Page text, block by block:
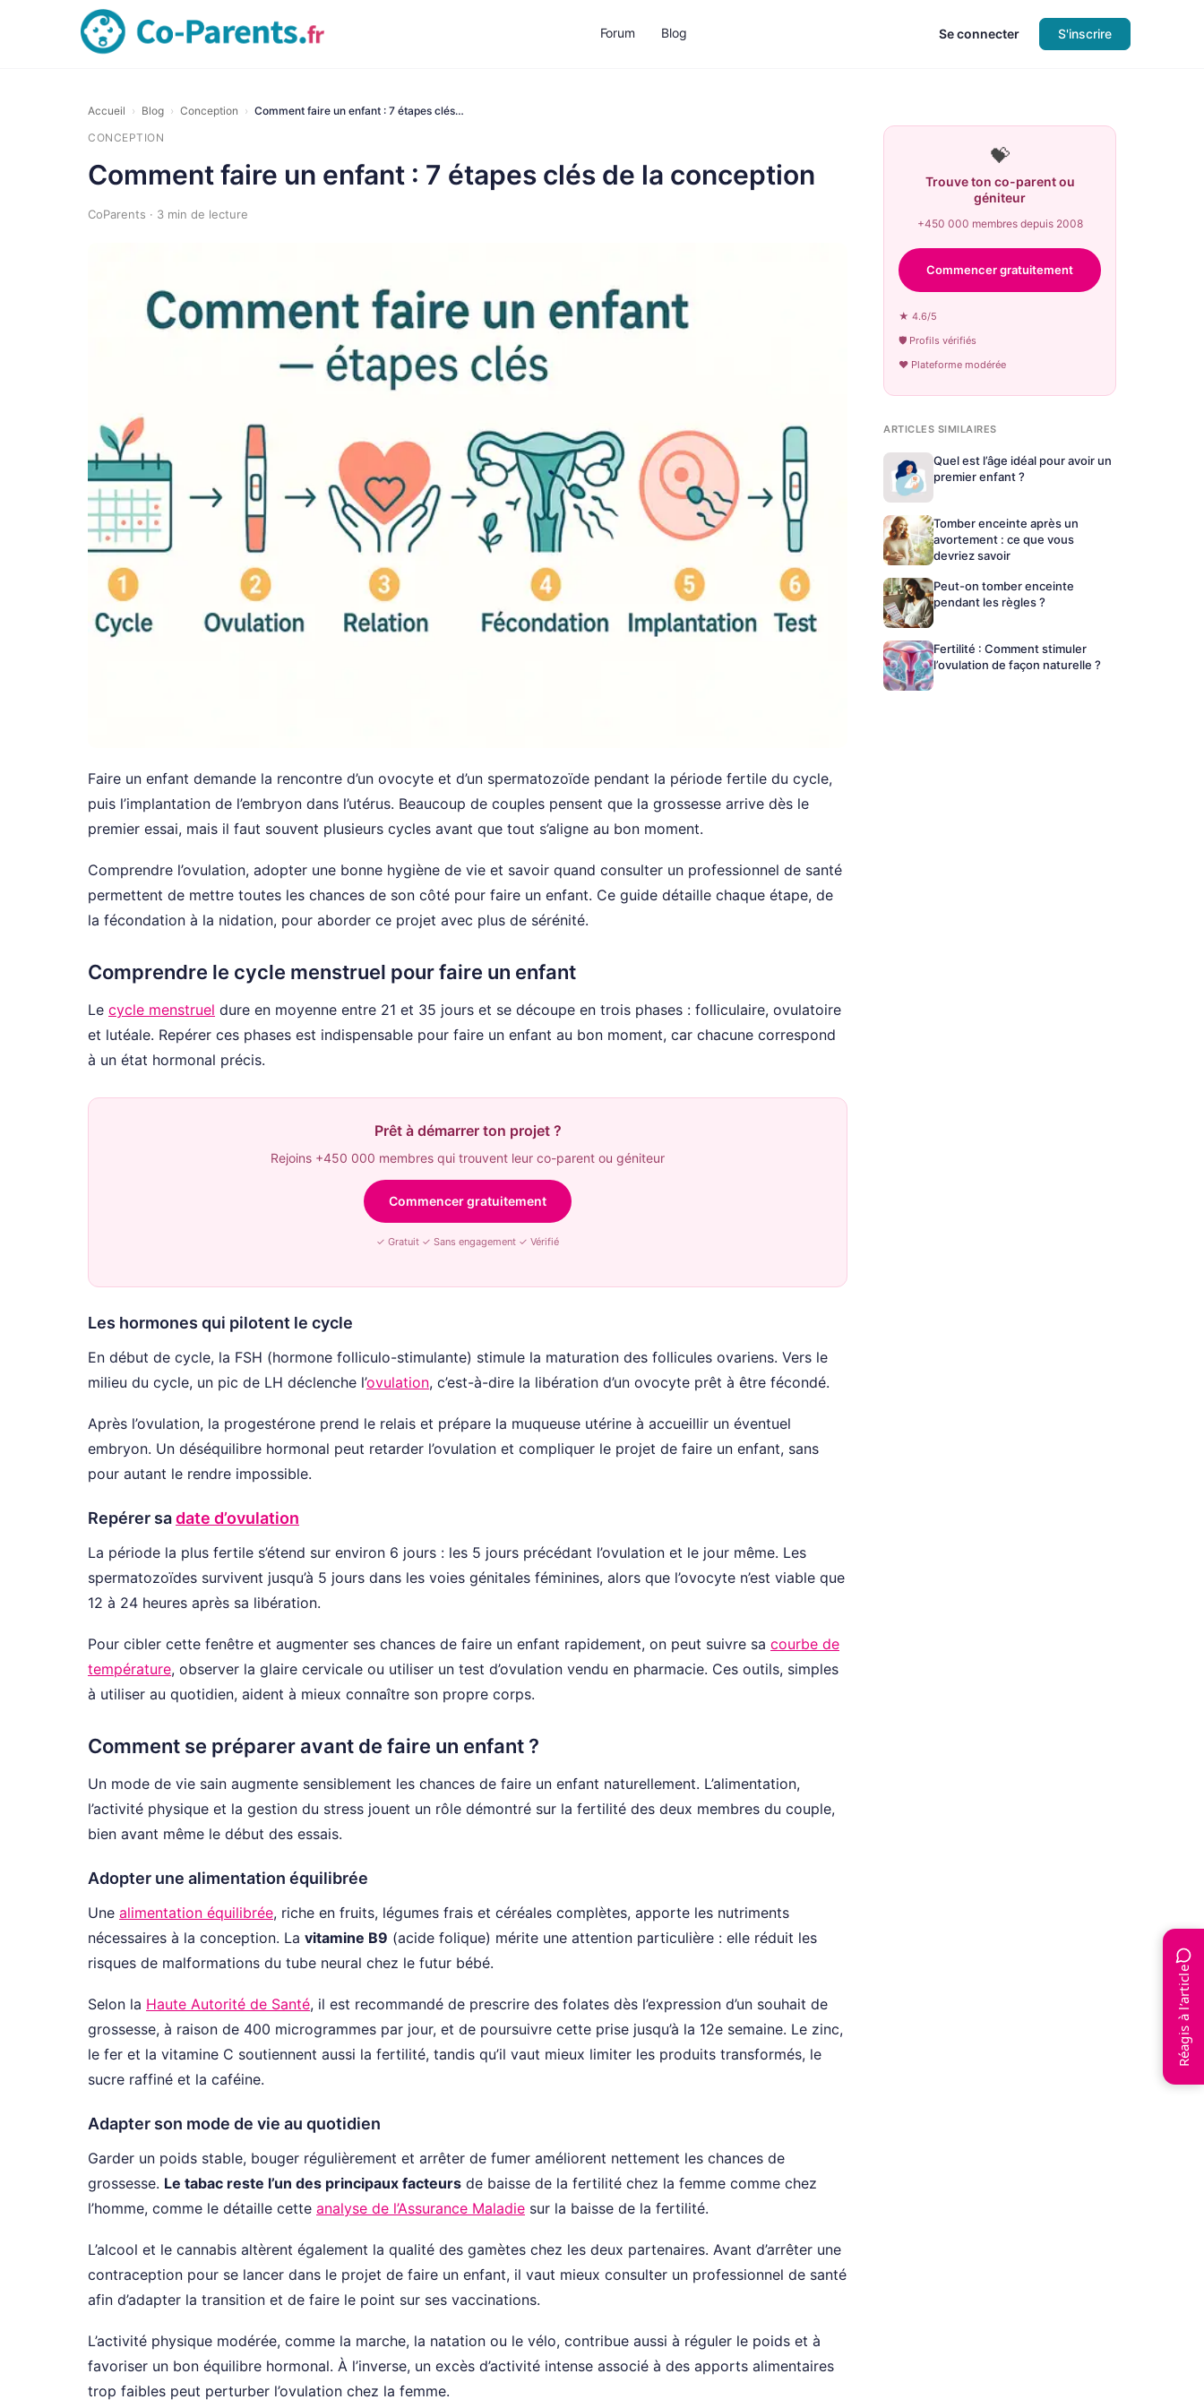
Forum Blog Se connecter S'inscrire
Accueil › Blog › Conception › Comment faire un enfant : 7 étapes clés…
CONCEPTION
Comment faire un enfant : 7 étapes clés de la conception
CoParents · 3 min de lecture
Faire un enfant demande la rencontre d’un ovocyte et d’un spermatozoïde pendant la période fertile du cycle,
puis l’implantation de l’embryon dans l’utérus. Beaucoup de couples pensent que la grossesse arrive dès le
premier essai, mais il faut souvent plusieurs cycles avant que tout s’aligne au bon moment.
Comprendre l’ovulation, adopter une bonne hygiène de vie et savoir quand consulter un professionnel de santé
permettent de mettre toutes les chances de son côté pour faire un enfant. Ce guide détaille chaque étape, de
la fécondation à la nidation, pour aborder ce projet avec plus de sérénité.
Comprendre le cycle menstruel pour faire un enfant
Le cycle menstruel dure en moyenne entre 21 et 35 jours et se découpe en trois phases : folliculaire, ovulatoire
et lutéale. Repérer ces phases est indispensable pour faire un enfant au bon moment, car chacune correspond
à un état hormonal précis.
Prêt à démarrer ton projet ?
Rejoins +450 000 membres qui trouvent leur co-parent ou géniteur
Commencer gratuitement
✓ Gratuit ✓ Sans engagement ✓ Vérifié
Les hormones qui pilotent le cycle
En début de cycle, la FSH (hormone folliculo-stimulante) stimule la maturation des follicules ovariens. Vers le
milieu du cycle, un pic de LH déclenche l’ovulation, c’est-à-dire la libération d’un ovocyte prêt à être fécondé.
Après l’ovulation, la progestérone prend le relais et prépare la muqueuse utérine à accueillir un éventuel
embryon. Un déséquilibre hormonal peut retarder l’ovulation et compliquer le projet de faire un enfant, sans
pour autant le rendre impossible.
Repérer sadate d’ovulation
La période la plus fertile s’étend sur environ 6 jours : les 5 jours précédant l’ovulation et le jour même. Les
spermatozoïdes survivent jusqu’à 5 jours dans les voies génitales féminines, alors que l’ovocyte n’est viable que
12 à 24 heures après sa libération.
Pour cibler cette fenêtre et augmenter ses chances de faire un enfant rapidement, on peut suivre sa courbe de
température, observer la glaire cervicale ou utiliser un test d’ovulation vendu en pharmacie. Ces outils, simples
à utiliser au quotidien, aident à mieux connaître son propre corps.
Comment se préparer avant de faire un enfant ?
Un mode de vie sain augmente sensiblement les chances de faire un enfant naturellement. L’alimentation,
l’activité physique et la gestion du stress jouent un rôle démontré sur la fertilité des deux membres du couple,
bien avant même le début des essais.
Adopter une alimentation équilibrée
Une alimentation équilibrée, riche en fruits, légumes frais et céréales complètes, apporte les nutriments
nécessaires à la conception. La vitamine B9 (acide folique) mérite une attention particulière : elle réduit les
risques de malformations du tube neural chez le futur bébé.
Selon la Haute Autorité de Santé, il est recommandé de prescrire des folates dès l’expression d’un souhait de
grossesse, à raison de 400 microgrammes par jour, et de poursuivre cette prise jusqu’à la 12e semaine. Le zinc,
le fer et la vitamine C soutiennent aussi la fertilité, tandis qu’il vaut mieux limiter les produits transformés, le
sucre raffiné et la caféine.
Adapter son mode de vie au quotidien
Garder un poids stable, bouger régulièrement et arrêter de fumer améliorent nettement les chances de
grossesse. Le tabac reste l’un des principaux facteurs de baisse de la fertilité chez la femme comme chez
l’homme, comme le détaille cette analyse de l’Assurance Maladie sur la baisse de la fertilité.
L’alcool et le cannabis altèrent également la qualité des gamètes chez les deux partenaires. Avant d’arrêter une
contraception pour se lancer dans le projet de faire un enfant, il vaut mieux consulter un professionnel de santé
afin d’adapter la transition et de faire le point sur ses vaccinations.
L’activité physique modérée, comme la marche, la natation ou le vélo, contribue aussi à réguler le poids et à
favoriser un bon équilibre hormonal. À l’inverse, un excès d’activité intense associé à des apports alimentaires
trop faibles peut perturber l’ovulation chez la femme.
💝
Trouve ton co-parent ou
géniteur
+450 000 membres depuis 2008
Commencer gratuitement
★ 4.6/5
🛡 Profils vérifiés
♥ Plateforme modérée
ARTICLES SIMILAIRES
Quel est l’âge idéal pour avoir un
premier enfant ?
Tomber enceinte après un
avortement : ce que vous
devriez savoir
Peut-on tomber enceinte
pendant les règles ?
Fertilité : Comment stimuler
l’ovulation de façon naturelle ?
Réagis à l’article